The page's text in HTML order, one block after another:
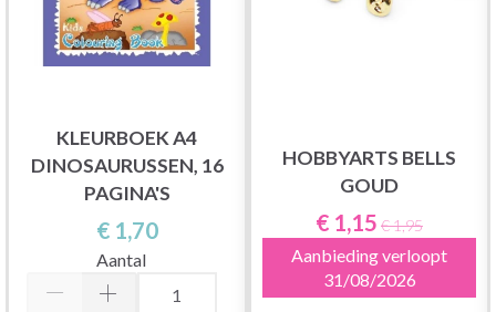
KLEURBOEK A4
DINOSAURUSSEN, 16
PAGINA'S
€ 1,70
Aantal
HOBBYARTS BELLS
GOUD
€ 1,15 € 1,95
Aanbieding verloopt
31/08/2026